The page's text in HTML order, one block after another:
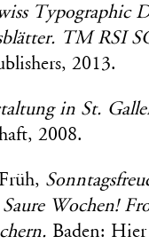
Typographic
TM RSI
2013.
in St.
2008.
Wochen!
Baden: